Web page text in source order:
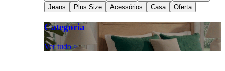
Jeans
Plus Size Acessórios Casa Oferta
Categoria
Ver tudo >